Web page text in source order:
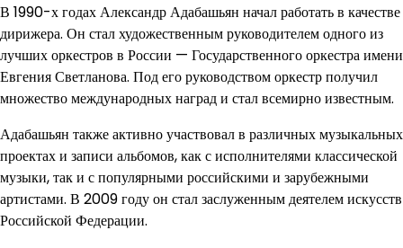
В 1990-х годах Александр Адабашьян начал работать в качестве
дирижера. Он стал художественным руководителем одного из
лучших оркестров в России — Государственного оркестра имени
Евгения Светланова. Под его руководством оркестр получил
множество международных наград и стал всемирно известным.
Адабашьян также активно участвовал в различных музыкальных
проектах и записи альбомов, как с исполнителями классической
музыки, так и с популярными российскими и зарубежными
артистами. В 2009 году он стал заслуженным деятелем искусств
Российской Федерации.